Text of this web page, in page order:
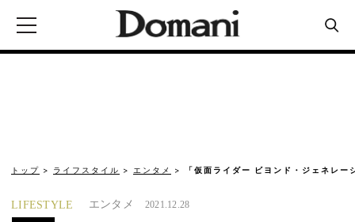
トップ ライフスタイル エンタメ 「仮面ライダー ビヨンド・ジェネレ
LIFESTYLE エンタメ 2021.12.28